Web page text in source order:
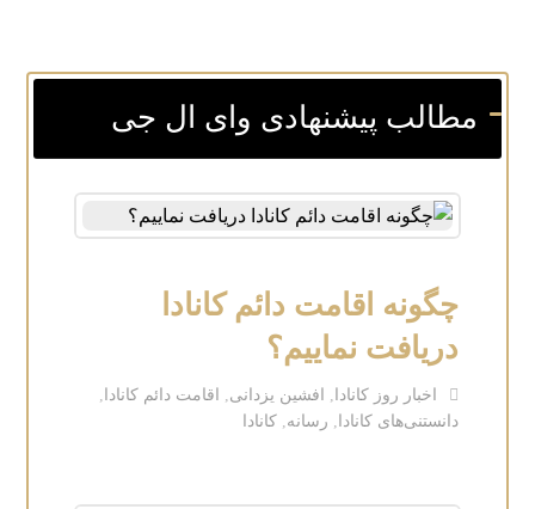
مطالب پیشنهادی وای ال جی
چگونه اقامت دائم کانادا
دریافت نماییم؟
اخبار روز کانادا افشین یزدانی اقامت دائم کانادا
دانستنی‌های کانادا
رسانه کانادا